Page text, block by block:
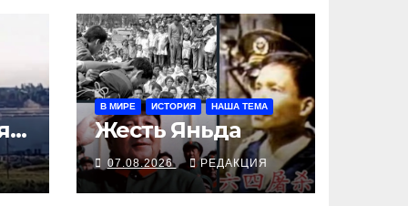
В МИРЕ ИСТОРИЯ НАША ТЕМА
Жесть Яньда
07.08.2026 РЕДАКЦИЯ